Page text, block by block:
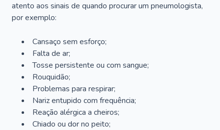
atento aos sinais de quando procurar um pneumologista,
por exemplo:
Cansaço sem esforço;
Falta de ar;
Tosse persistente ou com sangue;
Rouquidão;
Problemas para respirar;
Nariz entupido com frequência;
Reação alérgica a cheiros;
Chiado ou dor no peito;